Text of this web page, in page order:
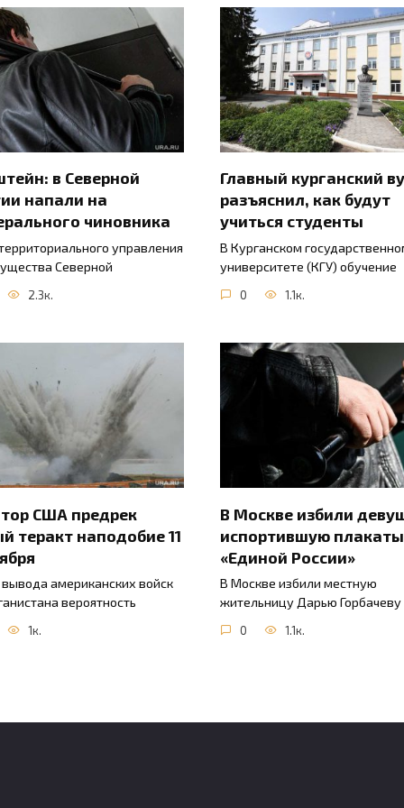
в Северной
напали на
чиновника
управления
Северной
2.3к.
Главный курганский
разъяснил, как будут
учиться студенты
В Курганском
университете (КГУ) обучение
0 1.1к.
США предрек
теракт наподобие 11
американских войск
вероятность
1к.
В Москве избили
испортившую плакаты
«Единой России»
В Москве избили местную
жительницу Дарью Горбачеву
0 1.1к.